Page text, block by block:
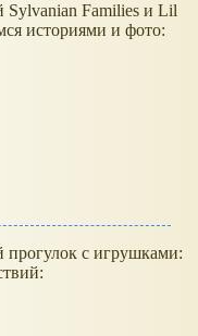
Sylvanian Families и Lil
историями и фото:
прогулок с игрушками: